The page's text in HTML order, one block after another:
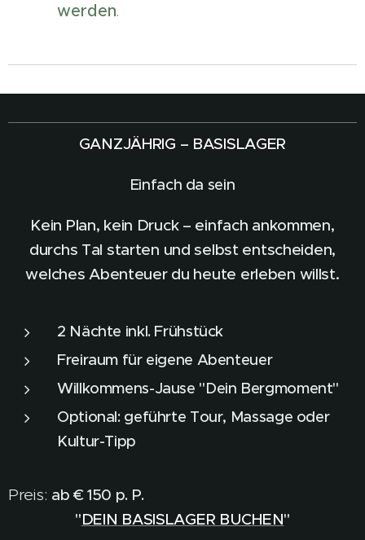
werden.
GANZJÄHRIG – BASISLAGER
Einfach da sein
Kein Plan, kein Druck – einfach ankommen,
durchs Tal starten und selbst entscheiden,
welches Abenteuer du heute erleben willst.
2 Nächte inkl. Frühstück
Freiraum für eigene Abenteuer
Willkommens-Jause "Dein Bergmoment"
Optional: geführte Tour, Massage oder
Kultur-Tipp
Preis: ab € 150 p. P.
"DEIN BASISLAGER BUCHEN"